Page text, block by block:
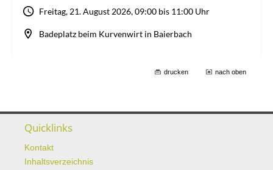
drucken nach oben
Quicklinks
Kontakt
Inhaltsverzeichnis